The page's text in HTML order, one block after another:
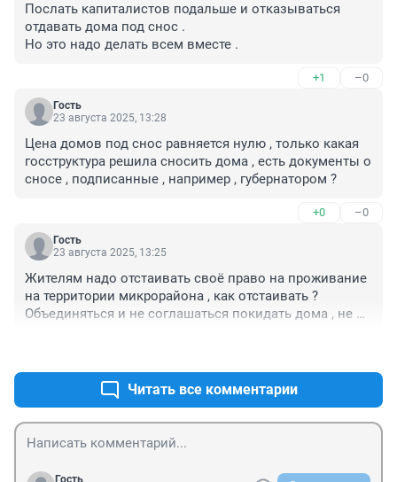
Послать капиталистов подальше и отказываться
отдавать дома под снос .
Но это надо делать всем вместе .
+1 –0
Гость
23 августа 2025, 13:28
Цена домов под снос равняется нулю , только какая
госструктура решила сносить дома , есть документы о
сносе , подписанные , например , губернатором ?
+0 –0
Гость
23 августа 2025, 13:25
Жителям надо отстаивать своё право на проживание
на территории микрорайона , как отстаивать ?
Объединяться и не соглашаться покидать дома , не
Читать все комментарии
Гость